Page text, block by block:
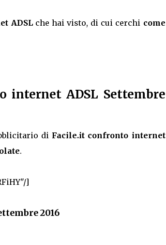
ADSLche hai visto, di cui cerchi come
internet ADSL Settembre
di Facile.it confronto internet
.
]
2016